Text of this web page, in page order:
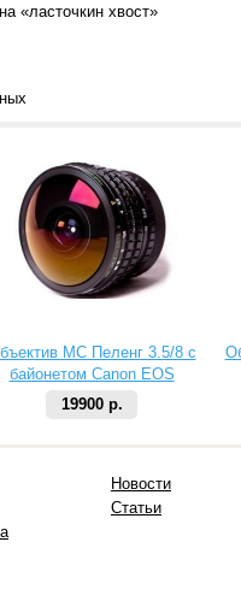
«ласточкин хвост»
МС Пеленг 3.5/8 с
байонетом Canon EOS
19900 р.
Новости
Статьи